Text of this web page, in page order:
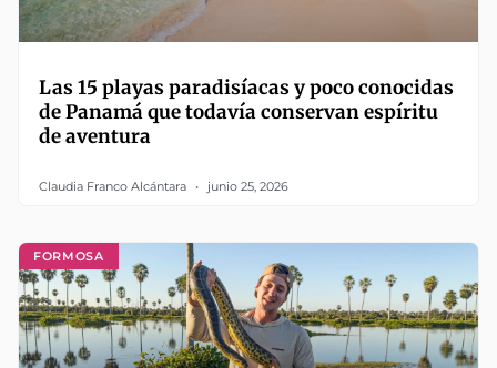
Las 15 playas paradisíacas y poco conocidas
de Panamá que todavía conservan espíritu
de aventura
Claudia Franco Alcántara junio 25, 2026
FORMOSA